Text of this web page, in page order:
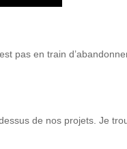
pas en train
de nos projets. Je